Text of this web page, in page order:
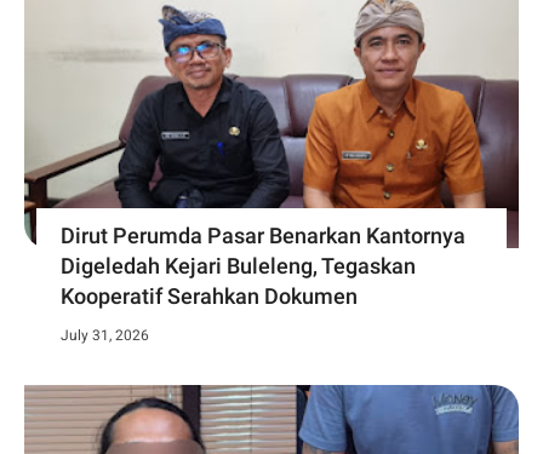
Dirut Perumda Pasar Benarkan Kantornya
Digeledah Kejari Buleleng, Tegaskan
Kooperatif Serahkan Dokumen
July 31, 2026